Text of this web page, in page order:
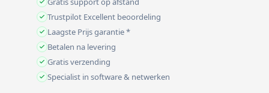
Trustpilot Excellent beoordeling
Laagste Prijs garantie *
Betalen na levering
Gratis verzending
Specialist in software & netwerken